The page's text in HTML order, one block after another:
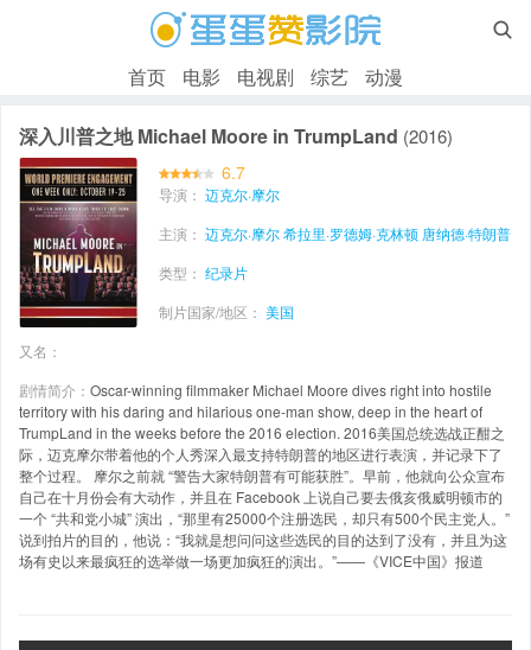

首页 电影 电视剧 综艺 动漫
深入川普之地 Michael Moore in TrumpLand (2016)
6.7
导演： 迈克尔·摩尔
主演： 迈克尔·摩尔希拉里·罗德姆·克林顿 唐纳德·特朗普
类型： 纪录片
制片国家/地区： 美国
又名：
剧情简介： Oscar-winning filmmaker Michael Moore dives right into hostile
territory with his daring and hilarious one-man show, deep in the heart of
TrumpLand in the weeks before the 2016 election. 2016美国总统选战正酣之
际，迈克摩尔带着他的个人秀深入最支持特朗普的地区进行表演，并记录下了
整个过程。 摩尔之前就 “警告大家特朗普有可能获胜”。早前，他就向公众宣布
自己在十月份会有大动作，并且在 Facebook 上说自己要去俄亥俄威明顿市的
一个 “共和党小城” 演出，“那里有25000个注册选民，却只有500个民主党人。”
说到拍片的目的，他说：“我就是想问问这些选民的目的达到了没有，并且为这
场有史以来最疯狂的选举做一场更加疯狂的演出。”——《VICE中国》报道